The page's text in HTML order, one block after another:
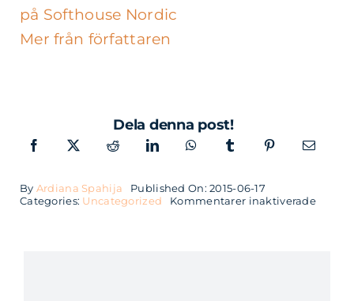
på Softhouse Nordic
Mer från författaren
Dela denna post!
By Ardiana Spahija
Published On: 2015-06-17
Categories: Uncategorized Kommentarer inaktiveradeför